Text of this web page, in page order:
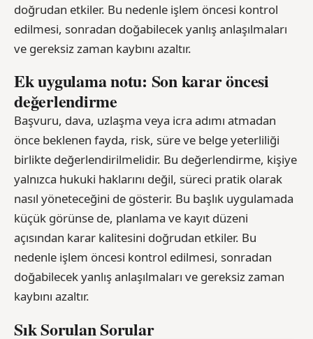
doğrudan etkiler. Bu nedenle işlem öncesi kontrol
edilmesi, sonradan doğabilecek yanlış anlaşılmaları
ve gereksiz zaman kaybını azaltır.
Ek uygulama notu: Son karar öncesi
değerlendirme
Başvuru, dava, uzlaşma veya icra adımı atmadan
önce beklenen fayda, risk, süre ve belge yeterliliği
birlikte değerlendirilmelidir. Bu değerlendirme, kişiye
yalnızca hukuki haklarını değil, süreci pratik olarak
nasıl yöneteceğini de gösterir. Bu başlık uygulamada
küçük görünse de, planlama ve kayıt düzeni
açısından karar kalitesini doğrudan etkiler. Bu
nedenle işlem öncesi kontrol edilmesi, sonradan
doğabilecek yanlış anlaşılmaları ve gereksiz zaman
kaybını azaltır.
Sık Sorulan Sorular